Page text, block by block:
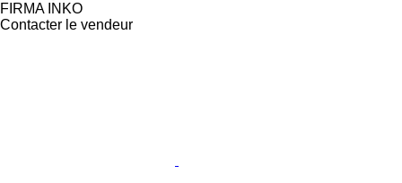
FIRMA INKO
Contacter le vendeur